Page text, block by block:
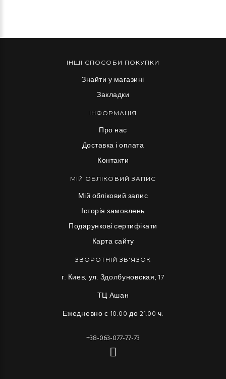
ІНШІ СПОСОБИ ПОКУПКИ
Знайти у магазині
Закладки
ІНФОРМАЦІЯ
Про нас
Доставка і оплата
Контакти
МІЙ ОБЛІКОВИЙ ЗАПИС
Мій обліковий запис
Історія замовлень
Подарункові сертифікати
Карта сайту
ЗВОРОТНІЙ ЗВ'ЯЗОК
г. Киев, ул. Здолбуновская, 17
ТЦ Ашан
Ежедневно с 10.00 до 21.00 ч.
+38-063-077-77-73